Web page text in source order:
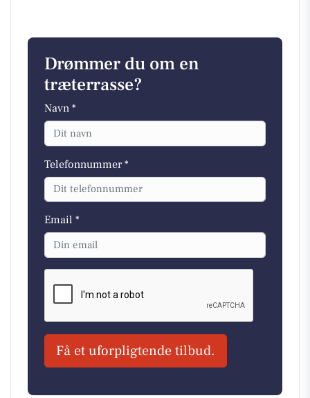
Drømmer du om en
træterrasse?
Navn *
Telefonnummer *
Email *
Få et uforpligtende tilbud.